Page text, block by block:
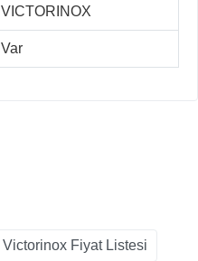
VICTORINOX
Var
Victorinox Fiyat Listesi